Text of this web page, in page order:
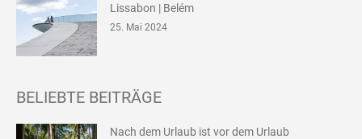
Lissabon | Belém
25. Mai 2024
BELIEBTE BEITRÄGE
Nach dem Urlaub ist vor dem Urlaub